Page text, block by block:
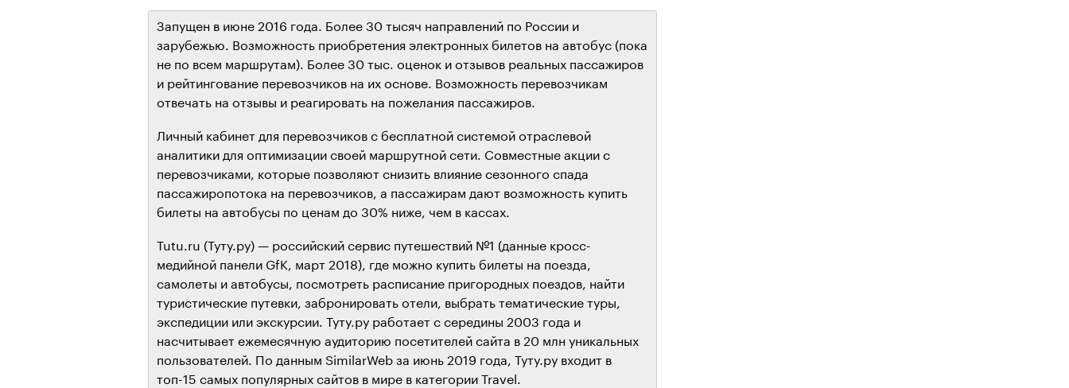
Запущен в июне 2016 года. Более 30 тысяч направлений по России и
зарубежью. Возможность приобретения электронных билетов на автобус (пока
не по всем маршрутам). Более 30 тыс. оценок и отзывов реальных пассажиров
и рейтингование перевозчиков на их основе. Возможность перевозчикам
отвечать на отзывы и реагировать на пожелания пассажиров.
Личный кабинет для перевозчиков с бесплатной системой отраслевой
аналитики для оптимизации своей маршрутной сети. Совместные акции с
перевозчиками, которые позволяют снизить влияние сезонного спада
пассажиропотока на перевозчиков, а пассажирам дают возможность купить
билеты на автобусы по ценам до 30% ниже, чем в кассах.
Tutu.ru (Туту.ру) — российский сервис путешествий №1 (данные кросс-
медийной панели GfK, март 2018), где можно купить билеты на поезда,
самолеты и автобусы, посмотреть расписание пригородных поездов, найти
туристические путевки, забронировать отели, выбрать тематические туры,
экспедиции или экскурсии. Туту.ру работает с середины 2003 года и
насчитывает ежемесячную аудиторию посетителей сайта в 20 млн уникальных
пользователей. По данным SimilarWeb за июнь 2019 года, Туту.ру входит в
топ-15 самых популярных сайтов в мире в категории Travel.